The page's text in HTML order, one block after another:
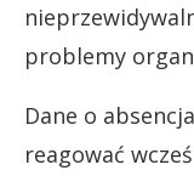
problemy
Dane o
reagować